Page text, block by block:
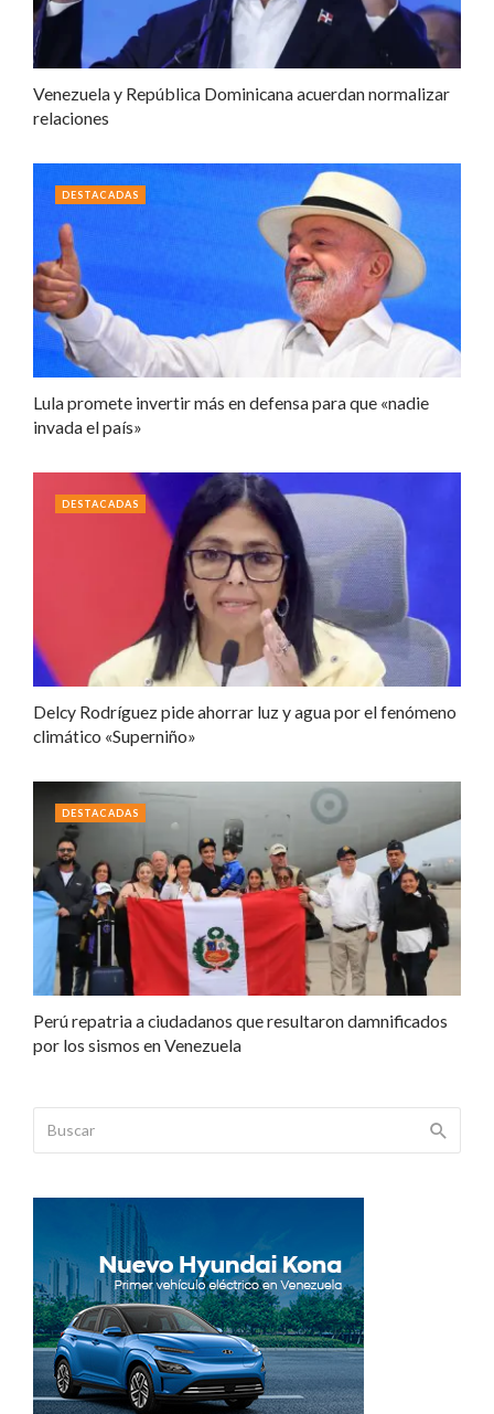
Venezuela y República Dominicana acuerdan normalizar
relaciones
Lula promete invertir más en defensa para que «nadie
invada el país»
DESTACADAS
Delcy Rodríguez pide ahorrar luz y agua por el fenómeno
climático «Superniño»
DESTACADAS
Perú repatria a ciudadanos que resultaron damnificados
por los sismos en Venezuela
DESTACADAS